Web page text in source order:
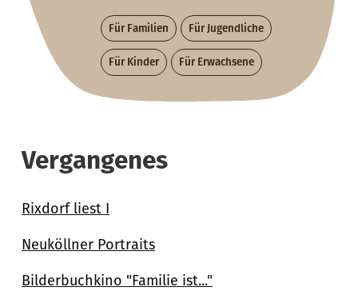
Für Familien Für Jugendliche
Für Kinder Für Erwachsene
Vergangenes
Rixdorf liest I
Neuköllner Portraits
Bilderbuchkino "Familie ist..."